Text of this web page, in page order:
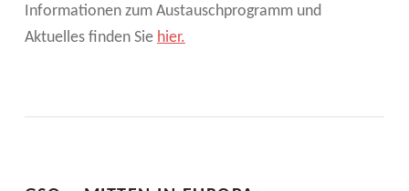
Informationen zum Austauschprogramm und
Aktuelles finden Sie hier.